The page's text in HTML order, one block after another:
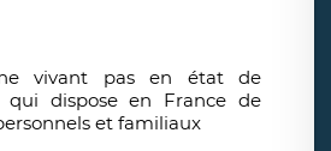
vivant pas en état de
qui dispose en France de
et familiaux